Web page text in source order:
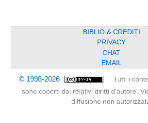
BIBLIO & CREDITI
PRIVACY
CHAT
EMAIL
© 1998-2026
Tutti i
sono coperti dai relativi diritti d'autore.
diffusione non